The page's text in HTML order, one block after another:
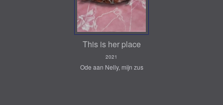
This is her place
2021
Ode aan Nelly, mijn zus